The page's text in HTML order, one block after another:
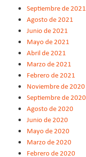
Septiembre de 2021
Agosto de 2021
Junio de 2021
Mayo de 2021
Abril de 2021
Marzo de 2021
Febrero de 2021
Noviembre de 2020
Septiembre de 2020
Agosto de 2020
Junio de 2020
Mayo de 2020
Marzo de 2020
Febrero de 2020